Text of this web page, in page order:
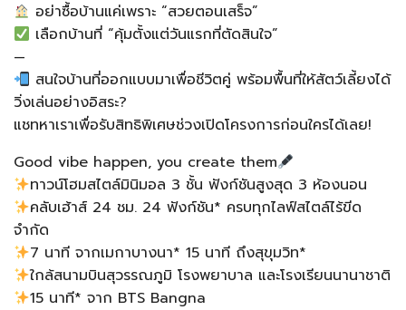
อย่าซื้อบ้านแค่เพราะ “สวยตอนเสร็จ”​
เลือกบ้านที่ “คุ้มตั้งแต่วันแรกที่ตัดสินใจ”​
—​
สนใจบ้านที่ออกแบบมาเพื่อชีวิตคู่ พร้อมพื้นที่ให้สัตว์เลี้ยงได้
วิ่งเล่นอย่างอิสระ?​
แชทหาเราเพื่อรับสิทธิพิเศษช่วงเปิดโครงการก่อนใครได้เลย!​
Good vibe happen, you create them
ทาวน์โฮมสไตล์มินิมอล 3 ชั้น ฟังก์ชันสูงสุด 3 ห้องนอน​
คลับเฮ้าส์ 24 ชม. 24 ฟังก์ชัน* ครบทุกไลฟ์สไตล์ไร้ขีด
จำกัด ​
7 นาที จากเมกาบางนา* 15 นาที ถึงสุขุมวิท*​
ใกล้สนามบินสุวรรณภูมิ โรงพยาบาล และโรงเรียนนานาชาติ​
15 นาที* จาก BTS Bangna​